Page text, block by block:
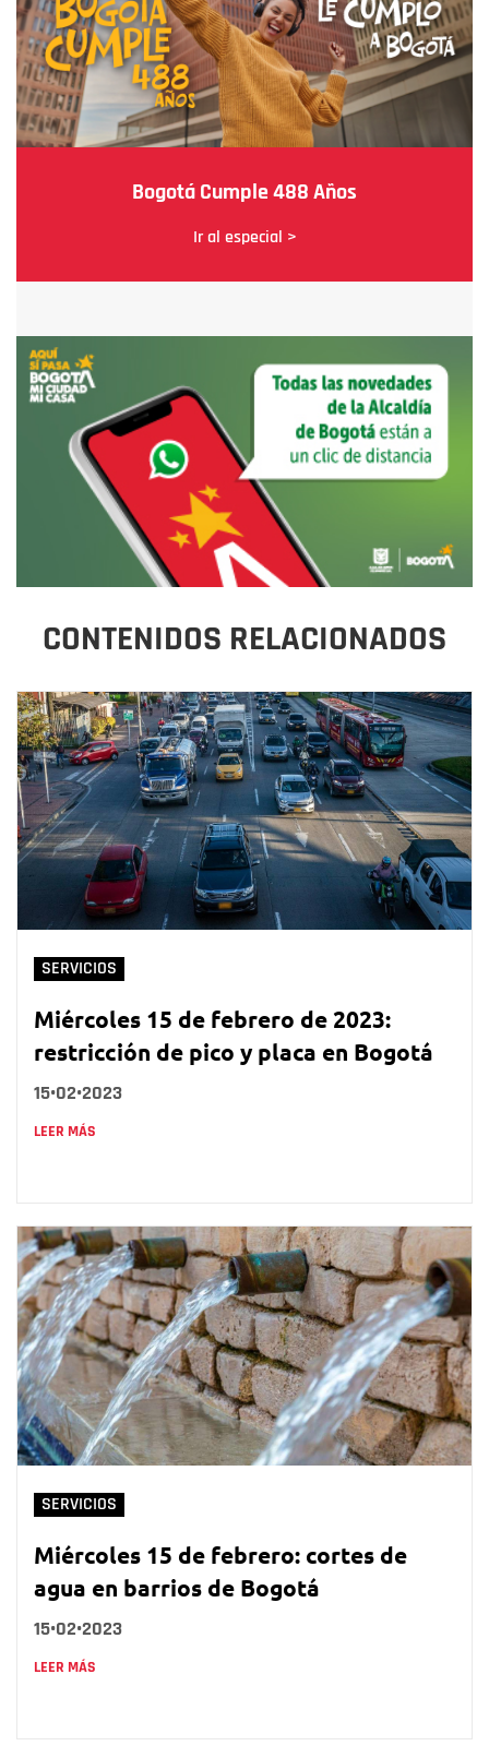
Bogotá Cumple 488 Años
Ir al especial >
CONTENIDOS RELACIONADOS
SERVICIOS
Miércoles 15 de febrero de 2023:
restricción de pico y placa en Bogotá
15•02•2023
LEER MÁS
SERVICIOS
Miércoles 15 de febrero: cortes de
agua en barrios de Bogotá
15•02•2023
LEER MÁS